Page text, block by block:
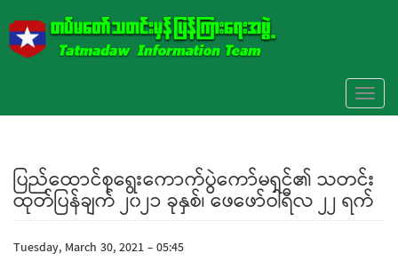
ပြည်ထောင်စုရွေးကောက်ပွဲကော်မရှင်၏ သတင်း
ထုတ်ပြန်ချက် ၂၀၂၁ ခုနှစ်၊ ဖေဖော်ဝါရီလ ၂၂ ရက်
Tuesday, March 30, 2021 - 05:45